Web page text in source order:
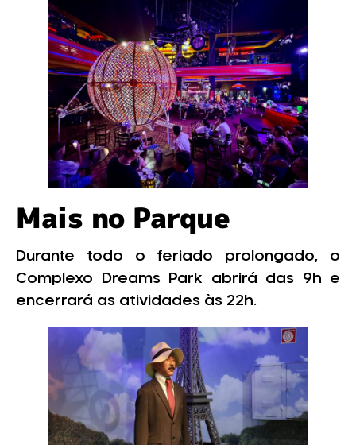
Mais no Parque
Durante todo o feriado prolongado, o
Complexo Dreams Park abrirá das 9h e
encerrará as atividades às 22h.